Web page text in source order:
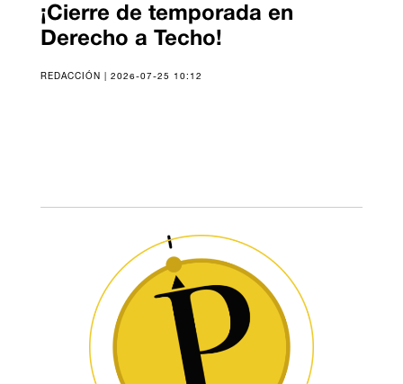
¡Cierre de temporada en
Derecho a Techo!
REDACCIÓN | 2026-07-25 10:12